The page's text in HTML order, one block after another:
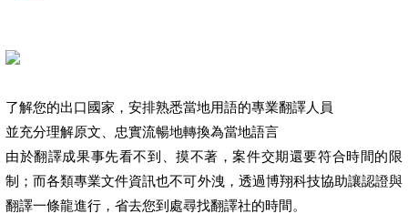
了解您的出口國家，安排熟悉當地用語的專業翻譯人員
並充分理解原文、忠實流暢地轉換為當地語言
由於翻譯成果事先看不到、摸不著，案件交期還要符合時間的限
制；而各類專業文件資訊也不可外洩，透過博翔科技協助讓認證與
翻譯一條龍進行，省去您到處尋找翻譯社的時間。